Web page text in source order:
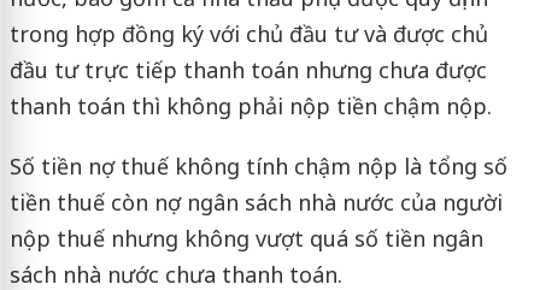
trong hợp đồng ký với chủ đầu tư và được chủ
đầu tư trực tiếp thanh toán nhưng chưa được
thanh toán thì không phải nộp tiền chậm nộp.
Số tiền nợ thuế không tính chậm nộp là tổng số
tiền thuế còn nợ ngân sách nhà nước của người
nộp thuế nhưng không vượt quá số tiền ngân
sách nhà nước chưa thanh toán.